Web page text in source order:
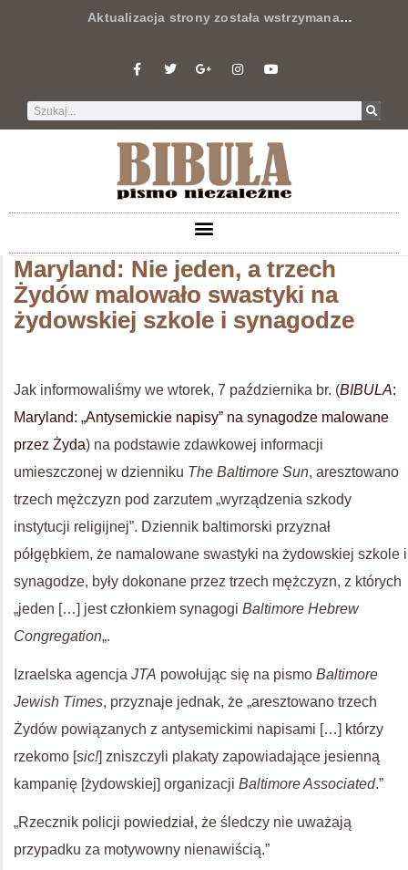
Aktualizacja strony została wstrzymana…
Maryland: Nie jeden, a trzech
Żydów malowało swastyki na
żydowskiej szkole i synagodze
Jak informowaliśmy we wtorek, 7 października br. (BIBULA:
Maryland: „Antysemickie napisy” na synagodze malowane
przez Żyda) na podstawie zdawkowej informacji
umieszczonej w dzienniku The Baltimore Sun, aresztowano
trzech mężczyzn pod zarzutem „wyrządzenia szkody
instytucji religijnej”. Dziennik baltimorski przyznał
półgębkiem, że namalowane swastyki na żydowskiej szkole i
synagodze, były dokonane przez trzech mężczyzn, z których
„jeden […] jest członkiem synagogi Baltimore Hebrew
Congregation„.
Izraelska agencja JTA powołując się na pismo Baltimore
Jewish Times, przyznaje jednak, że „aresztowano trzech
Żydów powiązanych z antysemickimi napisami […] którzy
rzekomo [sic!] zniszczyli plakaty zapowiadające jesienną
kampanię [żydowskiej] organizacji Baltimore Associated.”
„Rzecznik policji powiedział, że śledczy nie uważają
przypadku za motywowny nienawiścią.”